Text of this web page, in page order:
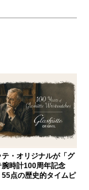
テ・オリジナルが「グ
腕時計100周年記念
55点の歴史的タイムピ